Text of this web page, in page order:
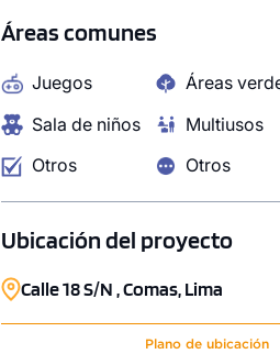
Áreas comunes
Juegos Áreas
Sala de niños
Multiusos
Otros
Otros
Ubicación del proyecto
Calle 18 S/N , Comas, Lima
Plano de ubicación